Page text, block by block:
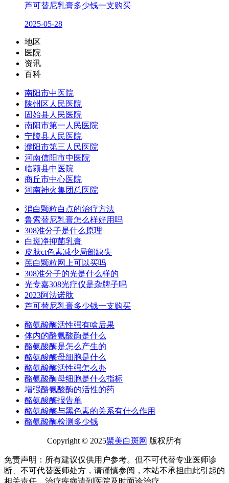
芦可替尼乳膏多少钱一支购买
2025-05-28
地区
医院
资讯
百科
南阳市中医院
陕州区人民医院
固始县人民医院
南阳市第一人民医院
宁陵县人民医院
濮阳市第三人民医院
河南信阳市中医院
临颍县中医院
商丘市中心医院
河南神火集团总医院
消白颗粒白点的治疗方法
鲁索替尼乳膏怎么样好用吗
308准分子是什么原理
白斑净抑菌乳膏
皮肤ct色素减少局部缺失
芪白颗粒网上可以买吗
308准分子的光是什么样的
光专嘉308光疗仪是杂牌子吗
2023阿法诺肽
芦可替尼乳膏多少钱一支购买
酪氨酸酶活性强有啥后果
体内的酪氨酸酶是什么
酪氨酸酶是怎么产生的
酪氨酸酶母细胞是什么
酪氨酸酶活性强怎么办
酪氨酸酶母细胞是什么指标
增强酪氨酸酶的活性的药
酪氨酸酶报告单
酪氨酸酶与黑色素的关系有什么作用
酪氨酸酶检测多少钱
Copyright © 2025聚美白斑网 版权所有
免责声明：所有建议仅供用户参考。但不可代替专业医师诊
断、不可代替医师处方，请谨慎参阅，本站不承担由此引起的
相关责任，治疗疾病请到医院及时面诊治疗。